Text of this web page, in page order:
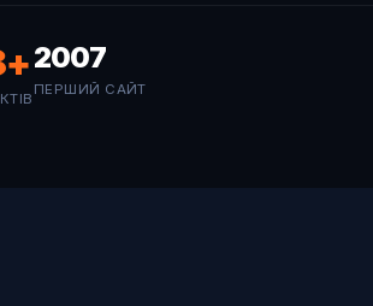
+2007
ПЕРШИЙ САЙТ